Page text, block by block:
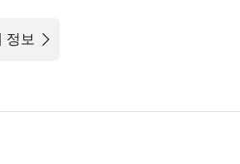
정보